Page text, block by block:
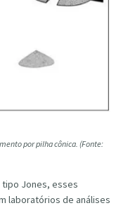
por pilha cônica. (Fonte:
Jones, esses
laboratórios de análises